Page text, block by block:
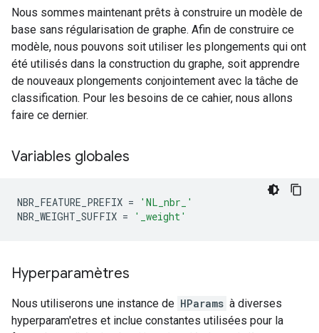
Nous sommes maintenant prêts à construire un modèle de
base sans régularisation de graphe. Afin de construire ce
modèle, nous pouvons soit utiliser les plongements qui ont
été utilisés dans la construction du graphe, soit apprendre
de nouveaux plongements conjointement avec la tâche de
classification. Pour les besoins de ce cahier, nous allons
faire ce dernier.
Variables globales
NBR_FEATURE_PREFIX =
'NL_nbr_'
NBR_WEIGHT_SUFFIX = '_weight'
Hyperparamètres
Nous utiliserons une instance de HParams à diverses
hyperparam'etres et inclue constantes utilisées pour la